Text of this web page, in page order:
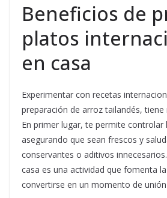
Beneficios de
platos
en casa
Experimentar con recetas
preparación de arroz tailandés,
En primer lugar, te permite controlar
asegurando que sean frescos y
conservantes o aditivos
casa es una actividad que fomenta
convertirse en un momento de